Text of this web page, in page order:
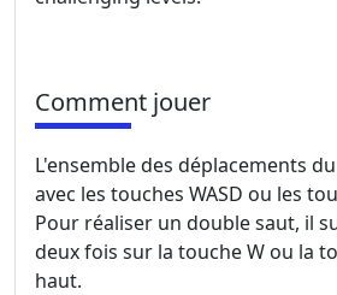
Comment jouer
L'ensemble des déplacements
avec les touches WASD ou les
Pour réaliser un double saut, il
deux fois sur la touche W ou la
haut.